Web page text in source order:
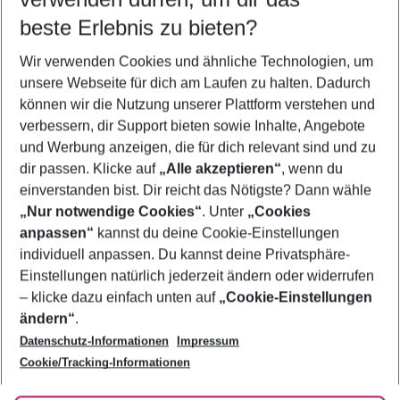
5-8 Nächte
2 Erwachsene Keine Kinder
Mehr Filter anzeigen
Footer
Footer navigation
Über uns
AGB
Bestpreisgarantie
Cookie-Einstellungen ändern
Cookie-Richtlinie
Agenturbetreuung
Barrierefreies Reisen
Folge uns
beste Erlebnis zu bieten?
Wir verwenden Cookies und ähnliche Technologien, um
unsere Webseite für dich am Laufen zu halten. Dadurch
können wir die Nutzung unserer Plattform verstehen und
verbessern, dir Support bieten sowie Inhalte, Angebote
und Werbung anzeigen, die für dich relevant sind und zu
dir passen. Klicke auf „Alle akzeptieren“, wenn du
einverstanden bist. Dir reicht das Nötigste? Dann wähle
„Nur notwendige Cookies“. Unter „Cookies
anpassen“ kannst du deine Cookie-Einstellungen
individuell anpassen. Du kannst deine Privatsphäre-
Einstellungen natürlich jederzeit ändern oder widerrufen
– klicke dazu einfach unten auf „Cookie-Einstellungen
ändern“.
Datenschutz-Informationen
Impressum
Cookie/Tracking-Informationen